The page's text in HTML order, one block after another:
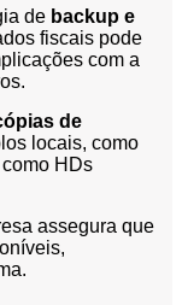
de backup e
fiscais pode
com a
de
locais, como
como HDs
assegura que